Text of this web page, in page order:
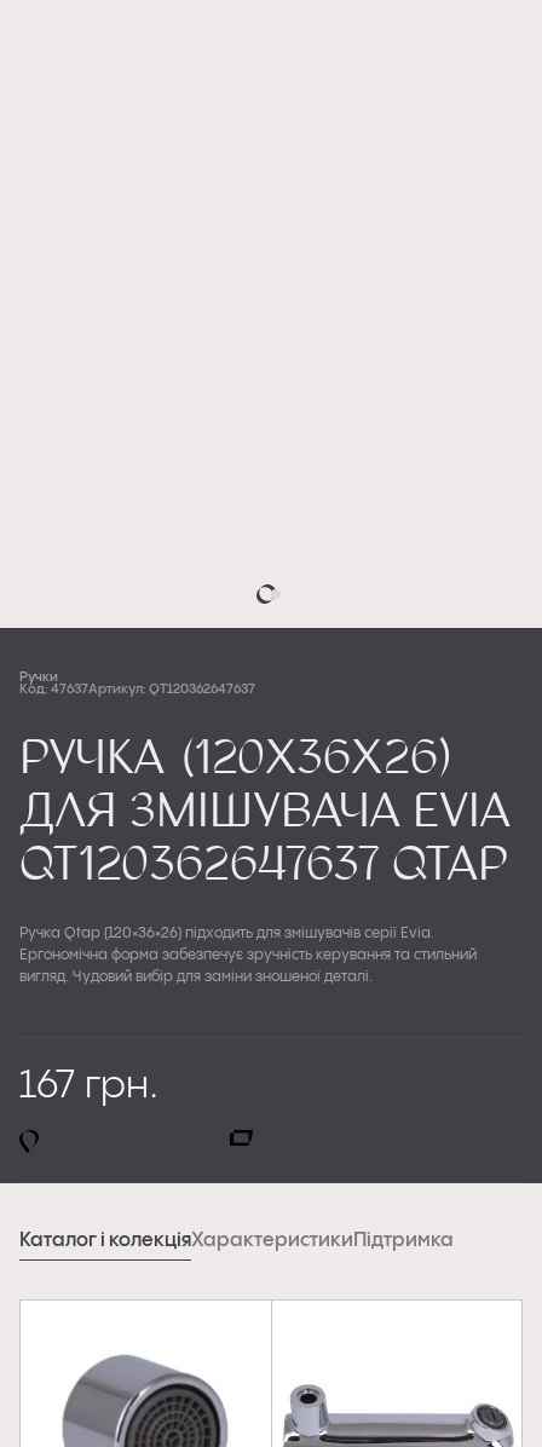
Ручки
Код: 47637Артикул: QT120362647637
Ручка (120х36х26)
для змішувача Evia
QT120362647637 Qtap
Ручка Qtap (120×36×26) підходить для змішувачів серії Evia.
Ергономічна форма забезпечує зручність керування та стильний
вигляд. Чудовий вибір для заміни зношеної деталі.
167 грн.
Каталог і колекціяХарактеристики Підтримка